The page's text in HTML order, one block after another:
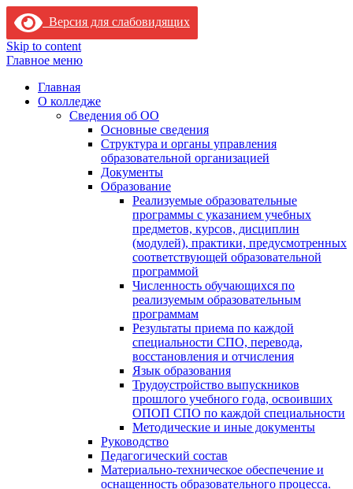
Версия для слабовидящих
Skip to content
Главное меню
Главная
О колледже
Сведения об ОО
Основные сведения
Структура и органы управления
образовательной организацией
Документы
Образование
Реализуемые образовательные
программы с указанием учебных
предметов, курсов, дисциплин
(модулей), практики, предусмотренных
соответствующей образовательной
программой
Численность обучающихся по
реализуемым образовательным
программам
Результаты приема по каждой
специальности СПО, перевода,
восстановления и отчисления
Язык образования
Трудоустройство выпускников
прошлого учебного года, освоивших
ОПОП СПО по каждой специальности
Методические и иные документы
Руководство
Педагогический состав
Материально-техническое обеспечение и
оснащенность образовательного процесса.